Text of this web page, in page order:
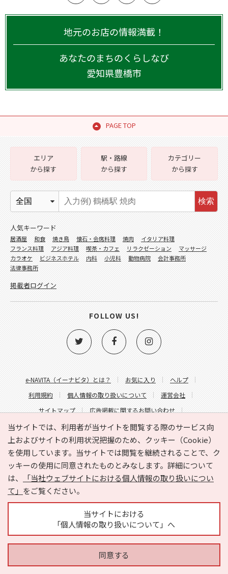
地元のお店の情報満載！
あなたのまちのくらしなび
愛知県豊橋市
PAGE TOP
当サイトでは、利用者が当サイトを閲覧する際のサービス向
上およびサイトの利用状況把握のため、クッキー（Cookie）
を使用しています。当サイトでは閲覧を継続されることで、ク
ッキーの使用に同意されたものとみなします。詳細について
は、
「当社ウェブサイトにおける個人情報の取り扱いについ
て」 をご覧ください。
当サイトにおける
「個人情報の取り扱いについて」へ
同意する
e-NAVITA（イーナビタ）とは？ お気に入り
ヘルプ
利用規約
個人情報の取り扱いについて
運営会社
サイトマップ
広告掲載に関するお問い合わせ
サイトの内容に関するお問い合わせ
エリア
から探す
駅・路線
から探す
カテゴリー
から探す
検索
人気キーワード
居酒屋 和食 焼き鳥 懐石・会席料理 焼肉
イタリア料理
フランス料理
アジア料理 喫茶・カフェ リラクゼーション
マッサージ
カラオケ
ビジネスホテル 内科 小児科 動物病院
会計事務所
法律事務所
掲載者ログイン
FOLLOW US!
Copyright © HYOJITO.Co.,Ltd. All Rights Reserved.